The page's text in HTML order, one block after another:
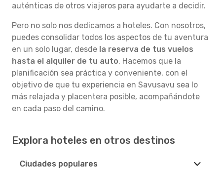
auténticas de otros viajeros para ayudarte a decidir.
Pero no solo nos dedicamos a hoteles. Con nosotros,
puedes consolidar todos los aspectos de tu aventura
en un solo lugar, desde la reserva de tus vuelos
hasta el alquiler de tu auto. Hacemos que la
planificación sea práctica y conveniente, con el
objetivo de que tu experiencia en Savusavu sea lo
más relajada y placentera posible, acompañándote
en cada paso del camino.
Explora hoteles en otros destinos
Ciudades populares